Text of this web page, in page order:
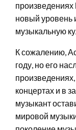
произведениях
новый уровень
музыкальную
К сожалению,
году, но его
концертах и в
музыкант
мировой